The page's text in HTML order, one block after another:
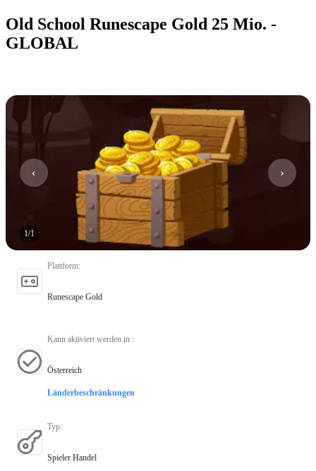
Old School Runescape Gold 25 Mio. -
GLOBAL
1/1
Plattform:
Runescape Gold
Kann aktiviert werden in :
Österreich
Länderbeschränkungen
Typ:
Spieler Handel